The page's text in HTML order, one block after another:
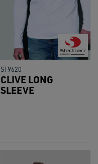
ST9620
CLIVE LONG
SLEEVE